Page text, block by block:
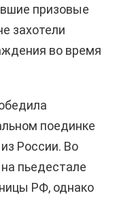
призовые
захотели
во время
поединке
России. Во
пьедестале
РФ, однако